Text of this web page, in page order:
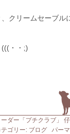
クリームセーブル
(((・・;)
ダー「プチクラブ」
テゴリー: ブログ パー